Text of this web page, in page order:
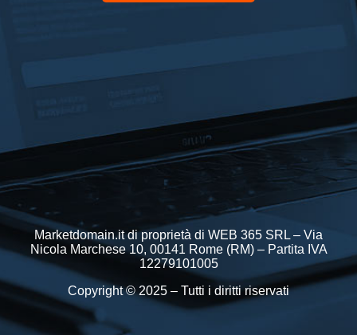
Marketdomain.it di proprietà di WEB 365 SRL – Via
Nicola Marchese 10, 00141 Rome (RM) – Partita IVA
12279101005
Copyright © 2025 – Tutti i diritti riservati